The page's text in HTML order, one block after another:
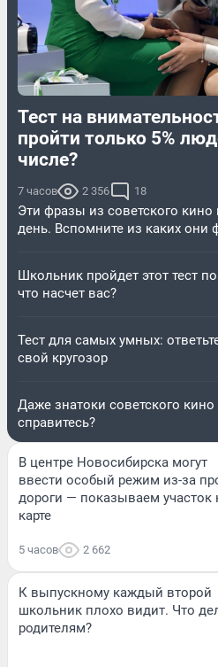
Тест на
пройти только 5%
числе?
7 часов 2 356 18
Эти фразы из советского
день. Вспомните из каких они
Школьник пройдет этот тест
что насчет вас?
Тест для самых умных:
свой кругозор
Даже знатоки советского кино
справитесь?
В центре Новосибирска могут
ввести особый режим из-за
дороги — показываем участок
карте
5 часов 2 662
К выпускному каждый второй
школьник плохо видит. Что
родителям?